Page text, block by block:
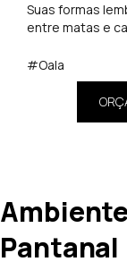
Suas formas
entre matas e
#Oala
Pantanal